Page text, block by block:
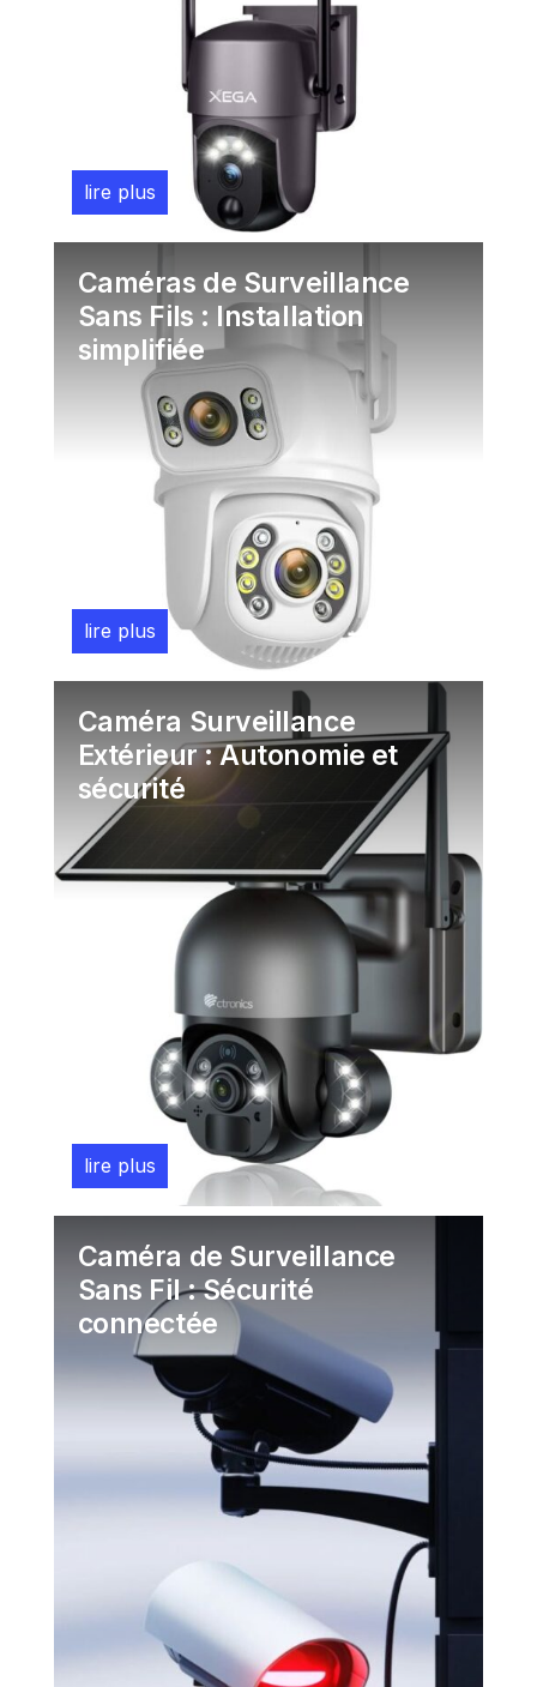
lire plus
Caméras de Surveillance
Sans Fils : Installation
simplifiée
lire plus
Caméra Surveillance
Extérieur : Autonomie et
sécurité
lire plus
Caméra de Surveillance
Sans Fil : Sécurité
connectée